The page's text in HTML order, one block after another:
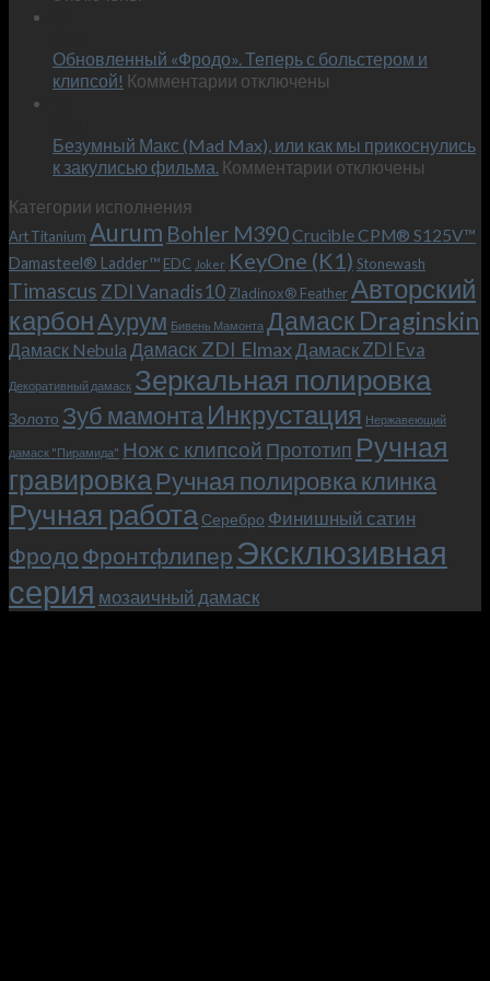
–
и
KeyOne
Обновленный «Фродо». Теперь с больстером и
клипсой! Комментарии к
«Фродо».
Теперь
и
клипсой!
отключены
Безумный Макс (Mad Max), или как мы прикоснулись
к закулисью фильма. Комментарии к
Макс
(Mad
Max),
или
как
мы
прикоснулись
к
фильма.
отключены
Категории исполнения
Art Titanium Aurum Bohler M390Crucible CPM® S125V™
Damasteel® Ladder™ EDC Joker KeyOne (K1) Stonewash
Timascus ZDI Vanadis10 Zladinox® FeatherАвторский
карбонАурум Бивень Мамонта Дамаск Draginskin
Дамаск Nebula Дамаск ZDI ElmaxДамаск ZDI Eva
Декоративный дамаск Зеркальная полировка
Золото Зуб мамонтаИнкрустация Нержавеющий
дамаск "Пирамида" Нож с клипсой Прототип Ручная
гравировкаРучная полировка клинка
Ручная работа Серебро Финишный сатин
Фродо Фронтфлипер Эксклюзивная
серия мозаичный дамаск